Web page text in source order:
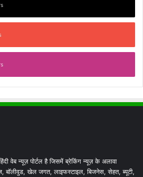
वेब न्यूज़ पोर्टल है जिसमें ब्रेकिंग न्यूज़ के अलावा
बॉलीवुड, खेल जगत, लाइफस्टाइल, बिजनेस, सेहत, ब्यूटी,